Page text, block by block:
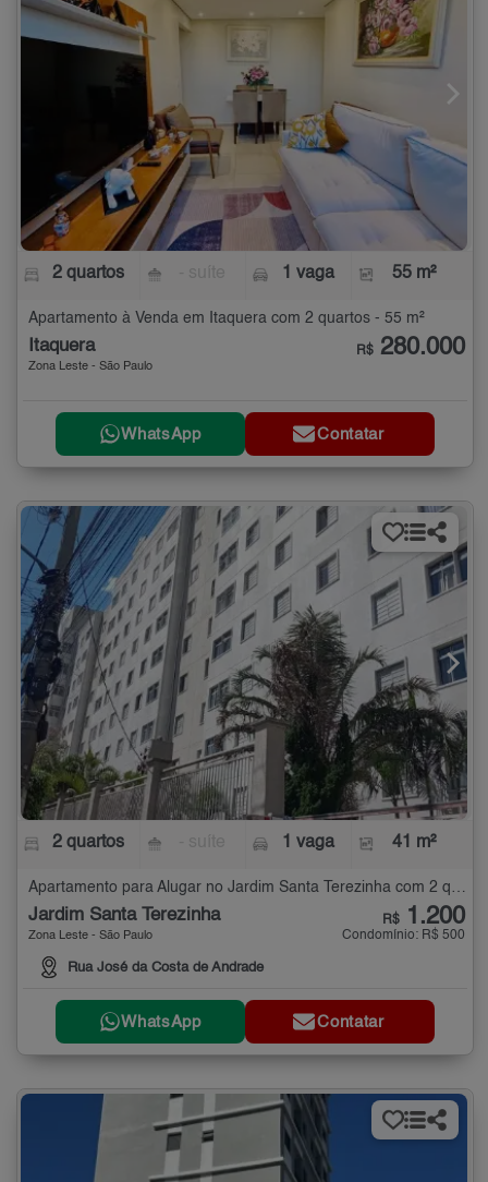
2 quartos 1 vaga 55 m²
Apartamento à Venda em Itaquera com 2 quartos - 55 m²
Itaquera
Zona Leste - São Paulo
R$ 280.000
WhatsApp Contatar
2 quartos 1 vaga 41 m²
Apartamento para Alugar no Jardim Santa Terezinha com 2 quartos - 41 m²
Jardim Santa Terezinha
Zona Leste - São Paulo
Rua José da Costa de Andrade
R$ 1.200
Condomínio: R$ 500
WhatsApp Contatar